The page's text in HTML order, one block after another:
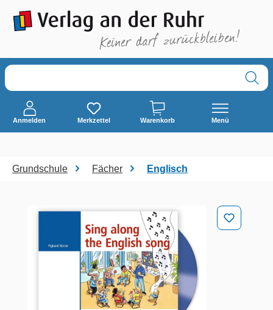
springen
Anmelden Merkzettel Warenkorb Menü
Grundschule Fächer Englisch
Bildergalerie überspringen